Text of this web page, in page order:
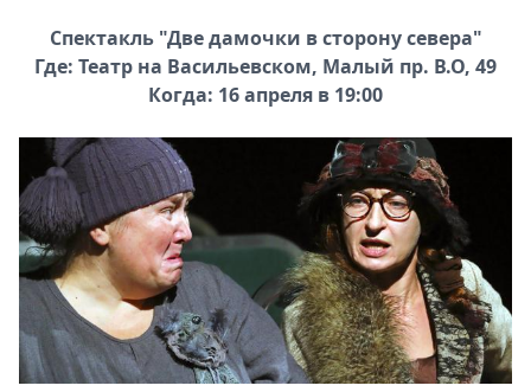
Спектакль "Две дамочки в сторону севера"
Где: Театр на Васильевском, Малый пр. В.О, 49
Когда: 16 апреля в 19:00